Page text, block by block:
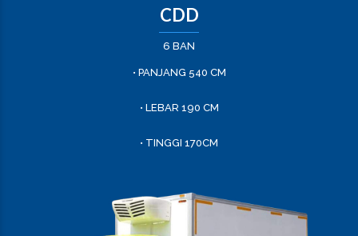
CDD
6 BAN
• PANJANG 540 CM
• LEBAR 190 CM
• TINGGI 170CM